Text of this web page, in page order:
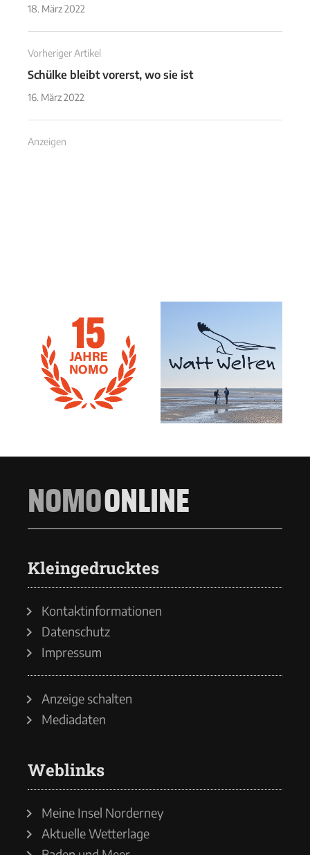
18. März 2022
Vorheriger Artikel
Schülke bleibt vorerst, wo sie ist
16. März 2022
Anzeigen
NOMOONLINE
Kleingedrucktes
Kontaktinformationen
Datenschutz
Impressum
Anzeige schalten
Mediadaten
Weblinks
Meine Insel Norderney
Aktuelle Wetterlage